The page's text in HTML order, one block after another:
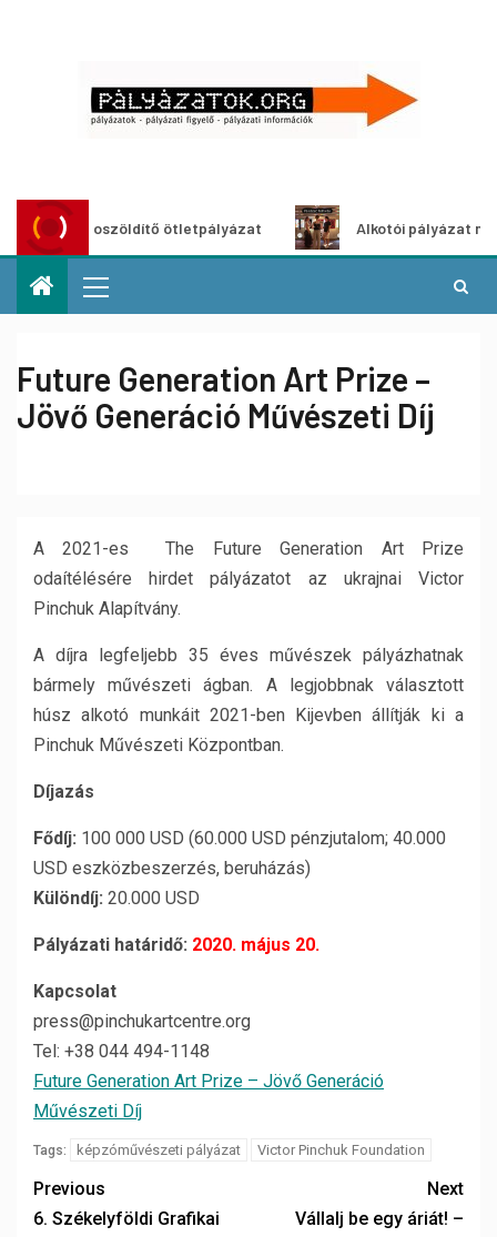
Városzöldítő ötletpályázat Alkotói pályázat
Future Generation Art Prize –
Jövő Generáció Művészeti Díj
A 2021-es The Future Generation Art Prize
odaítélésére hirdet pályázatot az ukrajnai Victor
Pinchuk Alapítvány.
A díjra legfeljebb 35 éves művészek pályázhatnak
bármely művészeti ágban. A legjobbnak választott
húsz alkotó munkáit 2021-ben Kijevben állítják ki a
Pinchuk Művészeti Központban.
Díjazás
Fődíj: 100 000 USD (60.000 USD pénzjutalom; 40.000
USD eszközbeszerzés, beruházás)
Különdíj: 20.000 USD
Pályázati határidő: 2020. május 20.
Kapcsolat
press@pinchukartcentre.org
Tel: +38 044 494-1148
Future Generation Art Prize – Jövő Generáció
Művészeti Díj
Tags: képzóművészeti pályázat Victor Pinchuk Foundation
Previous
6. Székelyföldi Grafikai
Next
Vállalj be egy áriát! –